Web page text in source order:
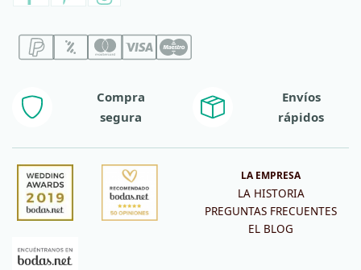
Compra
segura
Envíos
rápidos
LA EMPRESA
LA HISTORIA
PREGUNTAS FRECUENTES
EL BLOG